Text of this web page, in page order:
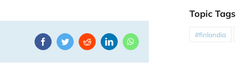
FacebookTwitterRedditLinkedInWhatsApp
Topic Tags
#finlandia